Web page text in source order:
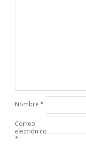
Nombre *
Correo
electrónico
*